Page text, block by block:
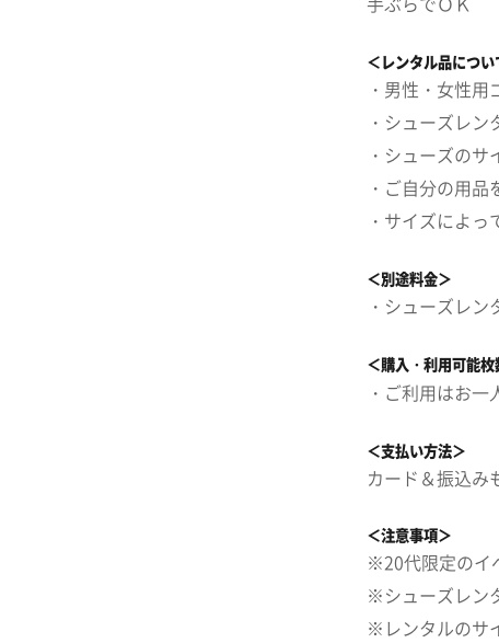
＜レンタル品につい
・男性・女性
・シューズレ
・シューズの
・ご自分の用
・サイズによ
＜別途料金＞
・シューズレ
＜購入・利用可能枚
・ご利用はお一
＜支払い方法＞
カード＆振込み
＜注意事項＞
※20代限定のイ
※シューズレン
※レンタルのサ